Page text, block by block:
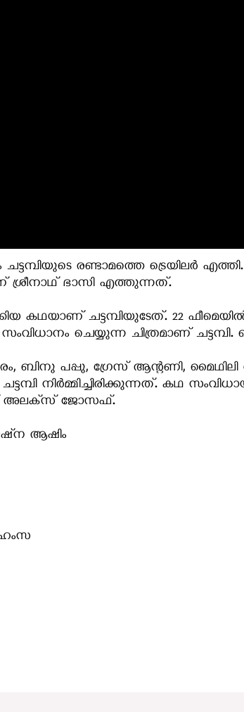
ചട്ടമ്പിയുടെ രണ്ടാമത്തെ ട്രെയിലര്‍
ഭാസി എത്തുന്നത്.
കഥയാണ് ചട്ടമ്പിയുടേത്. 22
ചെയ്യുന്ന ചിത്രമാണ് ചട്ടമ്പി.
ബിനു പപ്പു, ഗ്രേസ് ആന്റണി,
നിര്‍മ്മിച്ചിരിക്കുന്നത്. കഥ
അലക്‌സ് ജോസഫ്.
ആഷിം